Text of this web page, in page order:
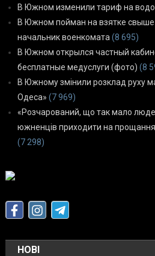
В Южном изменили тариф на
В Южном пойман на взятке свыше
начальник военкомата (8 695)
В Южном открылся частный
бесплатные медуслуги (фото) (8
В Южному змінили розклад руху
Одеса» (7 969)
«Розчарований, що так мало
южненців приходити на
(7 298)
НОВІ